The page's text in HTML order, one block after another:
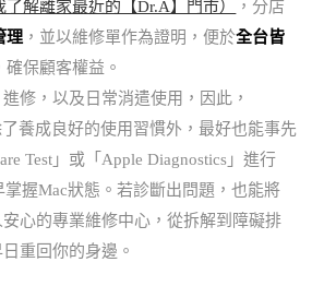
了解離家最近的【Dr.A】門市）
，分店
理 ，並以維修單作為證明，便於全台皆
確保顧客權益。
修，以及日常消遣使用，因此，
了養成良好的使用習慣外，最好也能事先
Test」或「Apple Diagnostics」進行
掌握Mac狀態。若診斷出問題，也能將
心的專業維修中心，從拆解到障礙排
重回你的身邊。